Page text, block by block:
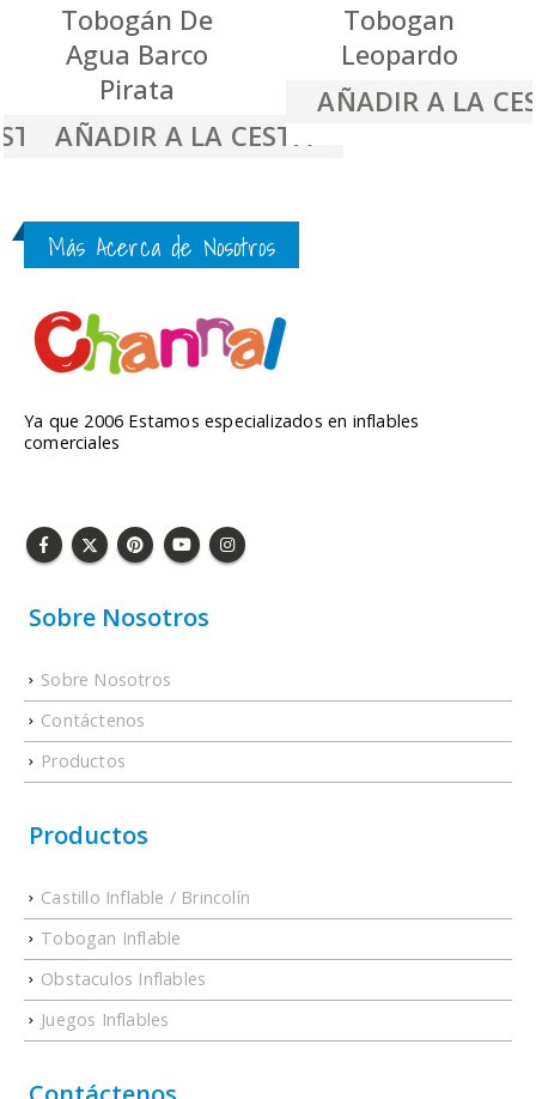
Tobogán De
Agua Barco
Pirata
AÑADIR A LA CESTA
Tobogan
Leopardo
AÑADIR A LA
Más Acerca de Nosotros
Ya que 2006 Estamos especializados en inflables
comerciales
Sobre Nosotros
Sobre Nosotros
Contáctenos
Productos
Productos
Castillo Inflable / Brincolín
Tobogan Inflable
Obstaculos Inflables
Juegos Inflables